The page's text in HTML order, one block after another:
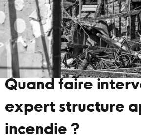
Quand faire
expert structure
incendie ?